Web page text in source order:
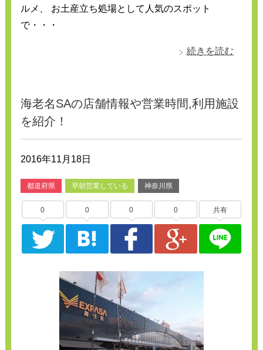
ルメ、 お土産立ち処場として人気のスポット
で・・・
続きを読む
海老名SAの店舗情報や営業時間,利用施設
を紹介！
2016年11月18日
都道府県 早朝営業している 神奈川県
0 0 0 0 共有